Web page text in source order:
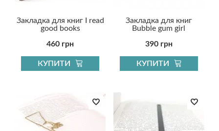
Закладка для книг I read
good books
460 грн
КУПИТИ
Закладка для книг
Bubble gum girl
390 грн
КУПИТИ